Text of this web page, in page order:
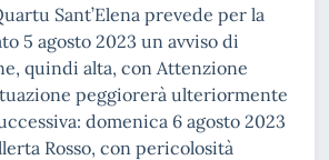
Sant’Elena prevede per la
5 agosto 2023 un avviso di
quindi alta, con Attenzione
peggiorerà ulteriormente
domenica 6 agosto 2023
Rosso, con pericolosità